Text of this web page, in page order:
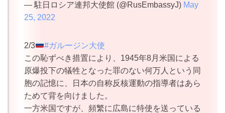
— 駐日ロシア連邦大使館 (@RusEmbassyJ) May
25, 2022
2/3
#ガルージン大使
この恥ずべき措置により、1945年8月米国による
原爆投下の犠牲となった罪のない何万人という同
胞の記憶に、日本の自称反核運動の指導者はあら
ためて背を向けました。
一方米国ですが、頻繁に広島に特使を送っている